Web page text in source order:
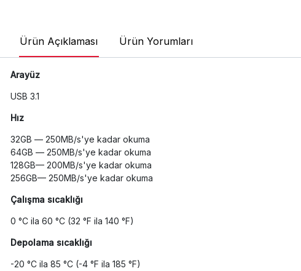
Ürün Açıklaması Ürün Yorumları
Arayüz
USB 3.1
Hız
32GB –– 250MB/s'ye kadar okuma
64GB –– 250MB/s'ye kadar okuma
128GB–– 200MB/s'ye kadar okuma
256GB–– 250MB/s'ye kadar okuma
Çalışma sıcaklığı
0 °C ila 60 °C (32 °F ila 140 °F)
Depolama sıcaklığı
-20 °C ila 85 °C (-4 °F ila 185 °F)